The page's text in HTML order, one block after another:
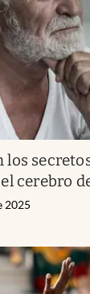
los
cerebro
2025